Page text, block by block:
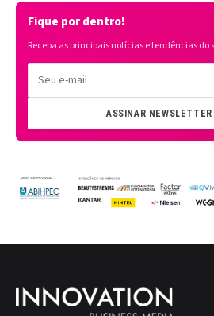
Fique por dentro!
Receba as principais notícias e tendências do
ASSINAR NEWSLETTER